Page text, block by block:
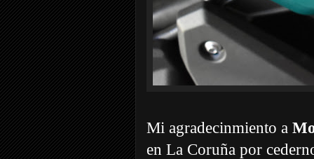
Mi agradecinmiento a
en La Coruña por